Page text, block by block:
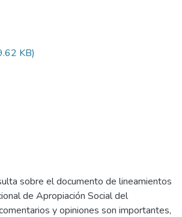
KB)
sobre el documento de lineamientos
de Apropiación Social del
y opiniones son importantes,